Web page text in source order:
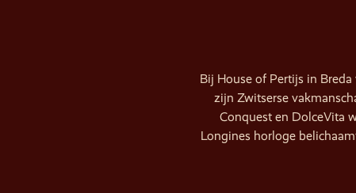
Bij House of Pertijs in
zijn Zwitserse
Conquest en DolceVita
Longines horloge